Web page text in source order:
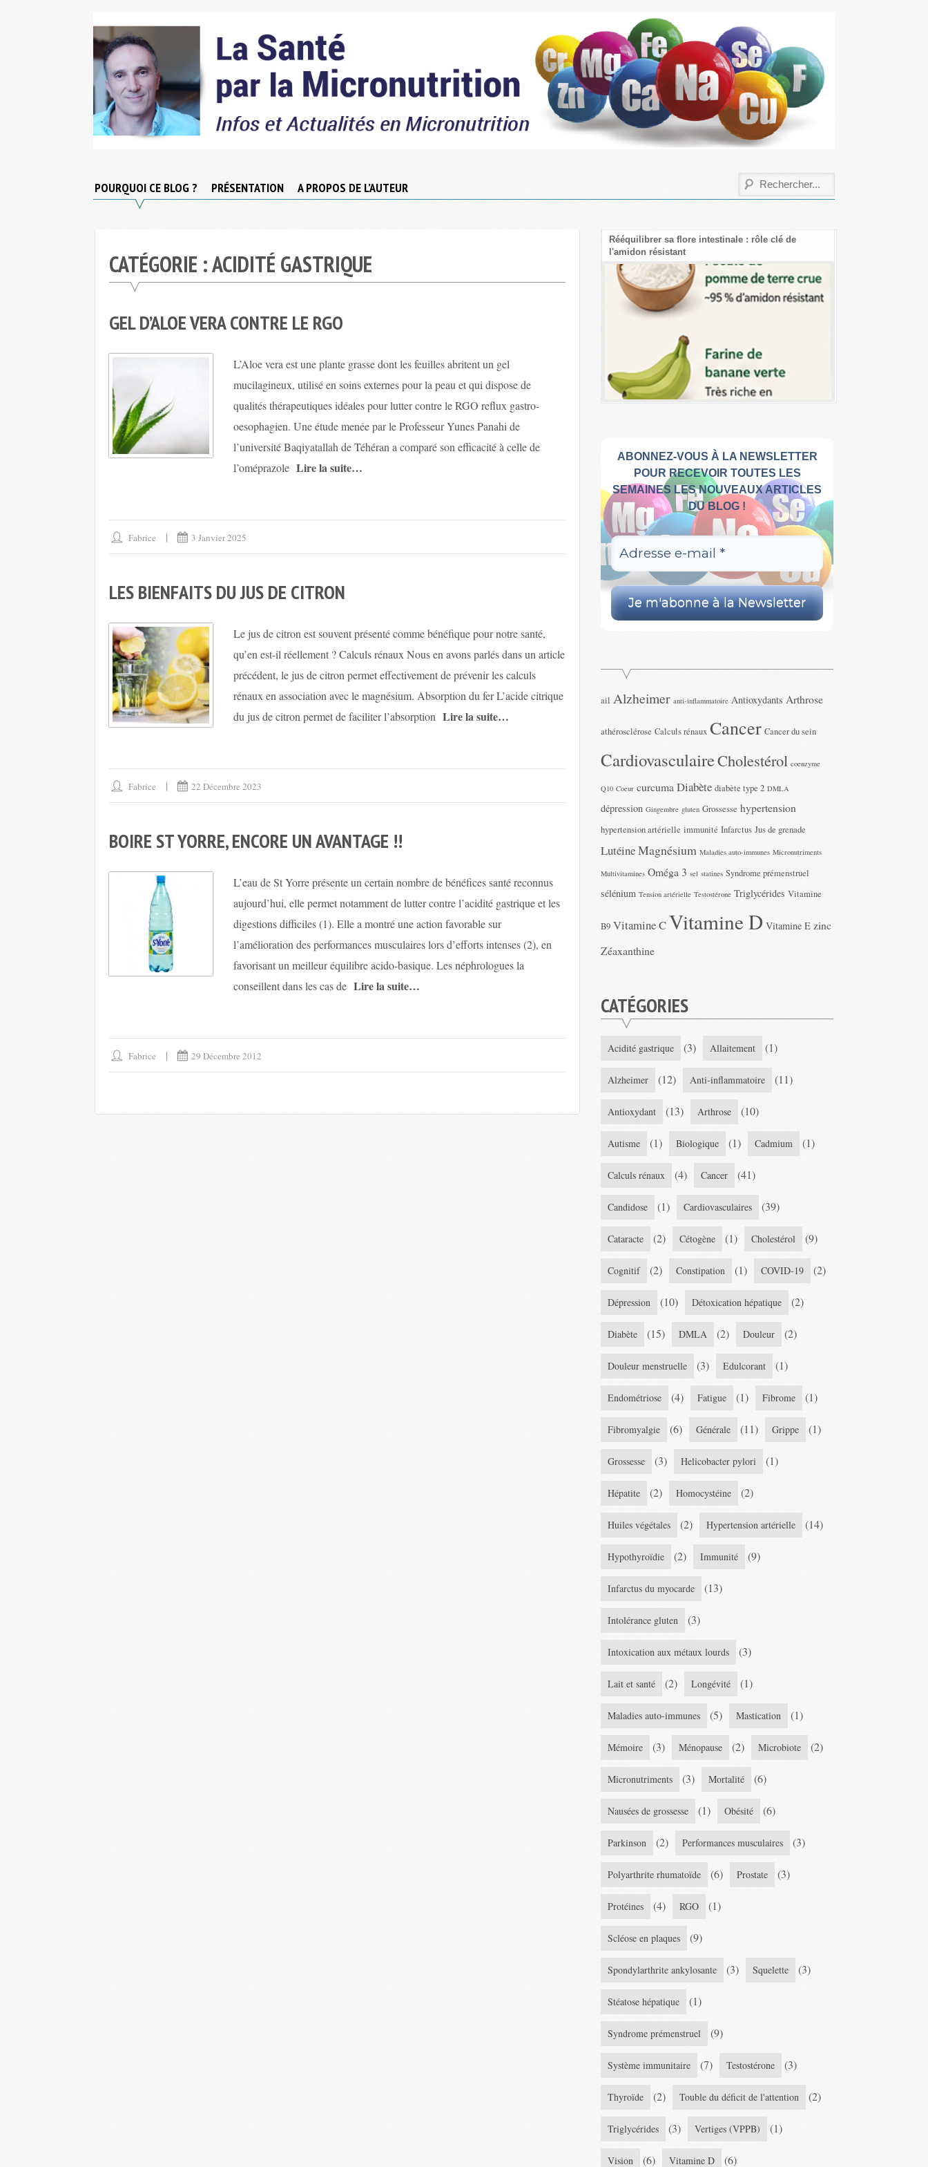
Santé
POURQUOI CE BLOG ? PRÉSENTATION A PROPOS DE L’AUTEUR
CATÉGORIE :ACIDITÉ GASTRIQUE
GEL D’ALOE VERA CONTRE LE RGO
L’Aloe vera est une plante grasse dont les feuilles abritent un gel
mucilagineux, utilisé en soins externes pour la peau et qui dispose de
qualités thérapeutiques idéales pour lutter contre le RGO reflux gastro-
oesophagien. Une étude menée par le Professeur Yunes Panahi de
l’université Baqiyatallah de Téhéran a comparé son efficacité à celle de
l’oméprazole Lire la suite…
Fabrice 3 Janvier 2025
LES BIENFAITS DU JUS DE CITRON
Le jus de citron est souvent présenté comme bénéfique pour notre santé,
qu’en est-il réellement ? Calculs rénaux Nous en avons parlés dans un article
précédent, le jus de citron permet effectivement de prévenir les calculs
rénaux en association avec le magnésium. Absorption du fer L’acide citrique
du jus de citron permet de faciliter l’absorption Lire la suite…
Fabrice 22 Décembre 2023
BOIRE ST YORRE, ENCORE UN AVANTAGE !!
L’eau de St Yorre présente un certain nombre de bénéfices santé reconnus
aujourd’hui, elle permet notamment de lutter contre l’acidité gastrique et les
digestions difficiles (1). Elle a montré une action favorable sur
l’amélioration des performances musculaires lors d’efforts intenses (2), en
favorisant un meilleur équilibre acido-basique. Les néphrologues la
conseillent dans les cas de Lire la suite…
Fabrice 29 Décembre 2012
Rééquilibrer sa flore intestinale : rôle clé de
l'amidon résistant
ABONNEZ-VOUS À LA NEWSLETTER
POUR RECEVOIR TOUTES LES
SEMAINES LES NOUVEAUX ARTICLES
DU BLOG !
ail Alzheimer anti-inflammatoire Antioxydants Arthrose
athérosclérose Calculs rénaux Cancer Cancer du sein
CardiovasculaireCholestérol coenzyme
Q10 Coeur curcuma Diabète diabète type 2 DMLA
dépression Gingembre gluten Grossesse hypertension
hypertension artérielle immunité Infarctus Jus de grenade
LutéineMagnésium Maladies auto-immunes Micronutriments
Multivitamines Oméga 3 sel statines Syndrome prémenstruel
sélénium Tension artérielle Testostérone Triglycérides Vitamine
B9 Vitamine CVitamine D Vitamine E zinc
Zéaxanthine
CATÉGORIES
Acidité gastrique (3) Allaitement (1)
Alzheimer (12) Anti-inflammatoire (11)
Antioxydant (13) Arthrose (10)
Autisme (1) Biologique (1) Cadmium (1)
Calculs rénaux (4) Cancer (41)
Candidose (1) Cardiovasculaires (39)
Cataracte (2) Cétogène (1) Cholestérol (9)
Cognitif (2) Constipation (1) COVID-19 (2)
Dépression (10) Détoxication hépatique (2)
Diabète (15) DMLA (2) Douleur (2)
Douleur menstruelle (3) Edulcorant (1)
Endométriose (4) Fatigue (1) Fibrome (1)
Fibromyalgie (6) Générale (11) Grippe (1)
Grossesse (3) Helicobacter pylori (1)
Hépatite (2) Homocystéine (2)
Huiles végétales (2) Hypertension artérielle (14)
Hypothyroïdie (2) Immunité (9)
Infarctus du myocarde (13)
Intolérance gluten (3)
Intoxication aux métaux lourds (3)
Lait et santé (2) Longévité (1)
Maladies auto-immunes (5) Mastication (1)
Mémoire (3) Ménopause (2) Microbiote (2)
Micronutriments (3) Mortalité (6)
Nausées de grossesse (1) Obésité (6)
Parkinson (2) Performances musculaires (3)
Polyarthrite rhumatoïde (6) Prostate (3)
Protéines (4) RGO (1)
Scléose en plaques (9)
Spondylarthrite ankylosante (3) Squelette (3)
Stéatose hépatique (1)
Syndrome prémenstruel (9)
Système immunitaire (7) Testostérone (3)
Thyroïde (2) Touble du déficit de l'attention (2)
Triglycérides (3) Vertiges (VPPB) (1)
Vision (6) Vitamine D (6)